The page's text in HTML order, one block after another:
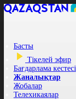
Басты
Тікелей эфир
Бағдарлама кестесі
Жаңалықтар
Жобалар
Телехикаялар